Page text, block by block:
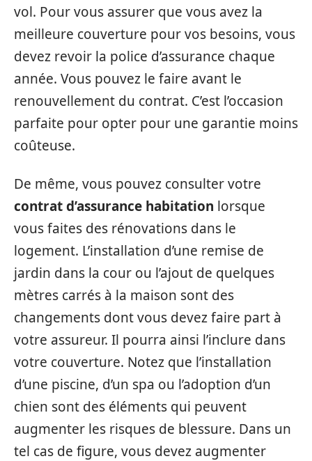
vol. Pour vous assurer que vous avez la
meilleure couverture pour vos besoins, vous
devez revoir la police d’assurance chaque
année. Vous pouvez le faire avant le
renouvellement du contrat. C’est l’occasion
parfaite pour opter pour une garantie moins
coûteuse.
De même, vous pouvez consulter votre
contrat d’assurance habitation lorsque
vous faites des rénovations dans le
logement. L’installation d’une remise de
jardin dans la cour ou l’ajout de quelques
mètres carrés à la maison sont des
changements dont vous devez faire part à
votre assureur. Il pourra ainsi l’inclure dans
votre couverture. Notez que l’installation
d’une piscine, d’un spa ou l’adoption d’un
chien sont des éléments qui peuvent
augmenter les risques de blessure. Dans un
tel cas de figure, vous devez augmenter